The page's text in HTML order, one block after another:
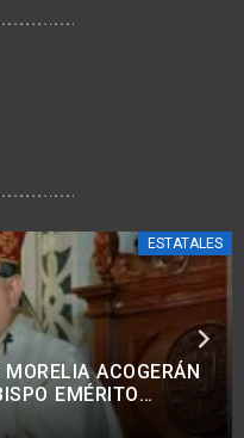
ESTATALES
A NIÑOS, NIÑAS Y
DE
BEDOLLA.<BR>